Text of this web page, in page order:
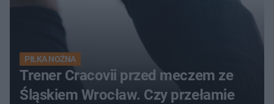
PIŁKA NOŻNA
Trener Cracovii przed meczem ze
Śląskiem Wrocław. Czy przełamie